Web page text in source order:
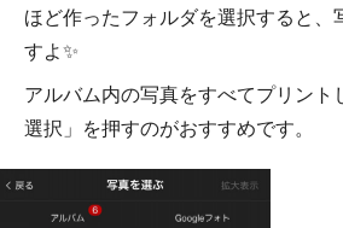
ほど作ったフォルダを選択すると、
すよ✨
アルバム内の写真をすべてプリント
選択」を押すのがおすすめです。